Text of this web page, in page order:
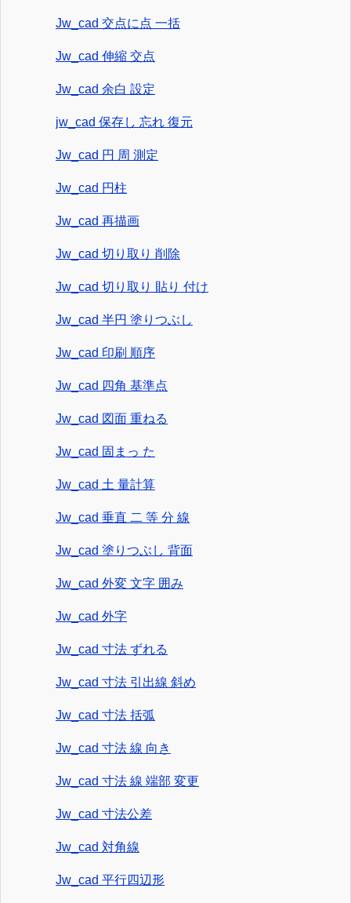
Jw_cad 交点に点 一括
Jw_cad 伸縮 交点
Jw_cad 余白 設定
jw_cad 保存し 忘れ 復元
Jw_cad 円 周 測定
Jw_cad 円柱
Jw_cad 再描画
Jw_cad 切り取り 削除
Jw_cad 切り取り 貼り 付け
Jw_cad 半円 塗りつぶし
Jw_cad 印刷 順序
Jw_cad 四角 基準点
Jw_cad 図面 重ねる
Jw_cad 固まっ た
Jw_cad 土 量計算
Jw_cad 垂直 二 等 分 線
Jw_cad 塗りつぶし 背面
Jw_cad 外変 文字 囲み
Jw_cad 外字
Jw_cad 寸法 ずれる
Jw_cad 寸法 引出線 斜め
Jw_cad 寸法 括弧
Jw_cad 寸法 線 向き
Jw_cad 寸法 線 端部 変更
Jw_cad 寸法公差
Jw_cad 対角線
Jw_cad 平行四辺形